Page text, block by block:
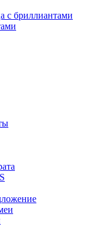
с бриллиантами